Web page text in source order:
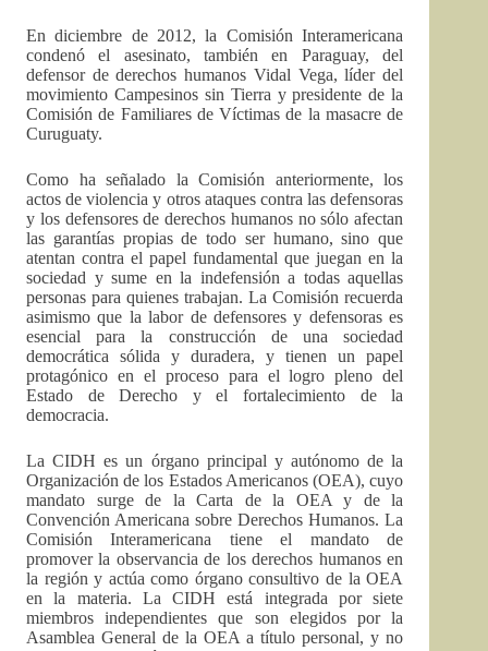
En diciembre de 2012, la Comisión Interamericana
condenó el asesinato, también en Paraguay, del
defensor de derechos humanos Vidal Vega, líder del
movimiento Campesinos sin Tierra y presidente de la
Comisión de Familiares de Víctimas de la masacre de
Curuguaty.
Como ha señalado la Comisión anteriormente, los
actos de violencia y otros ataques contra las defensoras
y los defensores de derechos humanos no sólo afectan
las garantías propias de todo ser humano, sino que
atentan contra el papel fundamental que juegan en la
sociedad y sume en la indefensión a todas aquellas
personas para quienes trabajan. La Comisión recuerda
asimismo que la labor de defensores y defensoras es
esencial para la construcción de una sociedad
democrática sólida y duradera, y tienen un papel
protagónico en el proceso para el logro pleno del
Estado de Derecho y el fortalecimiento de la
democracia.
La CIDH es un órgano principal y autónomo de la
Organización de los Estados Americanos (OEA), cuyo
mandato surge de la Carta de la OEA y de la
Convención Americana sobre Derechos Humanos. La
Comisión Interamericana tiene el mandato de
promover la observancia de los derechos humanos en
la región y actúa como órgano consultivo de la OEA
en la materia. La CIDH está integrada por siete
miembros independientes que son elegidos por la
Asamblea General de la OEA a título personal, y no